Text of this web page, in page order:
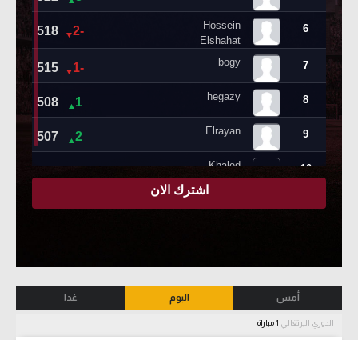
أمس اليوم غدا
الدوري البرتغالي